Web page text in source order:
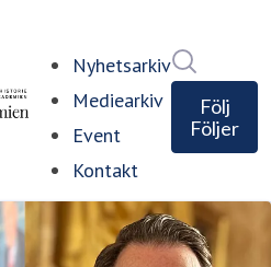
Nyhetsarkiv
Mediearkiv
Event
Kontakt
Följ
Följer